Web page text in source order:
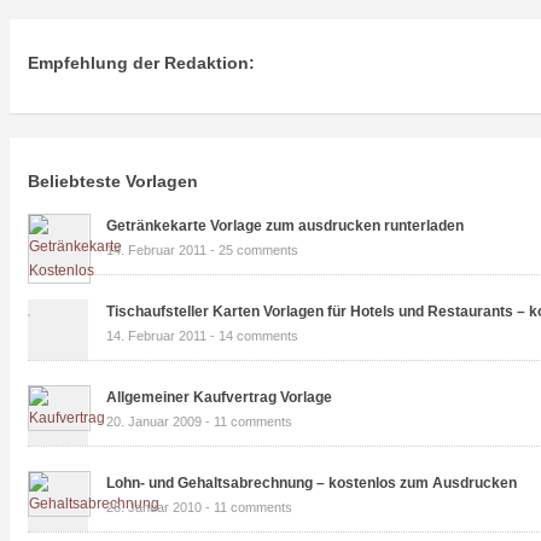
Empfehlung der Redaktion:
Beliebteste Vorlagen
Getränkekarte Vorlage zum ausdrucken runterladen
14. Februar 2011 - 25 comments
Tischaufsteller Karten Vorlagen für Hotels und Restaurants –
14. Februar 2011 - 14 comments
Allgemeiner Kaufvertrag Vorlage
20. Januar 2009 - 11 comments
Lohn- und Gehaltsabrechnung – kostenlos zum Ausdrucken
28. Januar 2010 - 11 comments